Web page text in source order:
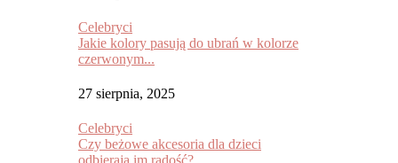
Celebryci
Jakie kolory pasują do ubrań w kolorze
czerwonym...
27 sierpnia, 2025
Celebryci
Czy beżowe akcesoria dla dzieci
odbierają im radość?